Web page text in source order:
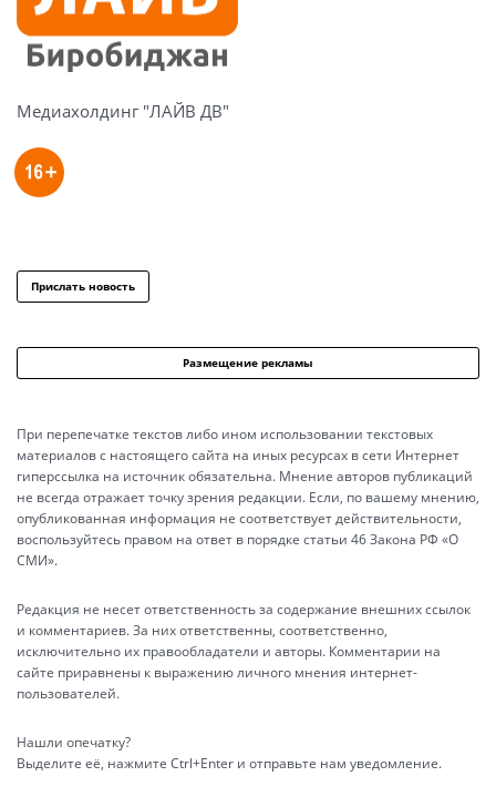
Медиахолдинг "ЛАЙВ ДВ"
Прислать новость
Размещение рекламы
При перепечатке текстов либо ином использовании текстовых
материалов с настоящего сайта на иных ресурсах в сети Интернет
гиперссылка на источник обязательна. Мнение авторов публикаций
не всегда отражает точку зрения редакции. Если, по вашему мнению,
опубликованная информация не соответствует действительности,
воспользуйтесь правом на ответ в порядке статьи 46 Закона РФ «О
СМИ».
Редакция не несет ответственность за содержание внешних ссылок
и комментариев. За них ответственны, соответственно,
исключительно их правообладатели и авторы. Комментарии на
сайте приравнены к выражению личного мнения интернет-
пользователей.
Нашли опечатку?
Выделите её, нажмите Ctrl+Enter и отправьте нам уведомление.